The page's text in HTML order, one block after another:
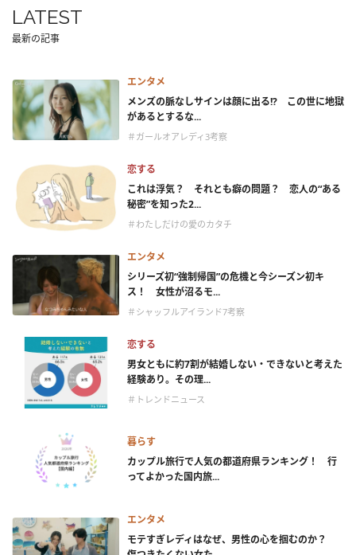
LATEST
最新の記事
エンタメ
メンズの脈なしサインは顔に出る!? この世に地獄
があるとするな...
＃ガールオアレディ3考察
恋する
これは浮気？ それとも癖の問題？ 恋人の“ある
秘密”を知った2...
＃わたしだけの愛のカタチ
エンタメ
シリーズ初“強制帰国”の危機と今シーズン初キ
ス！ 女性が沼るモ...
＃シャッフルアイランド7考察
恋する
男女ともに約7割が結婚しない・できないと考えた
経験あり。その理...
＃トレンドニュース
暮らす
カップル旅行で人気の都道府県ランキング！ 行
ってよかった国内旅...
エンタメ
モテすぎレディはなぜ、男性の心を掴むのか？